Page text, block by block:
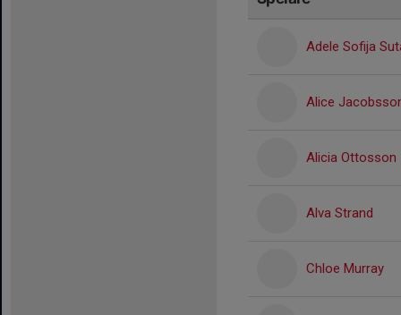
Adele Sofija
Alice
Alicia Ottosson
Alva Strand
Chloe Murray